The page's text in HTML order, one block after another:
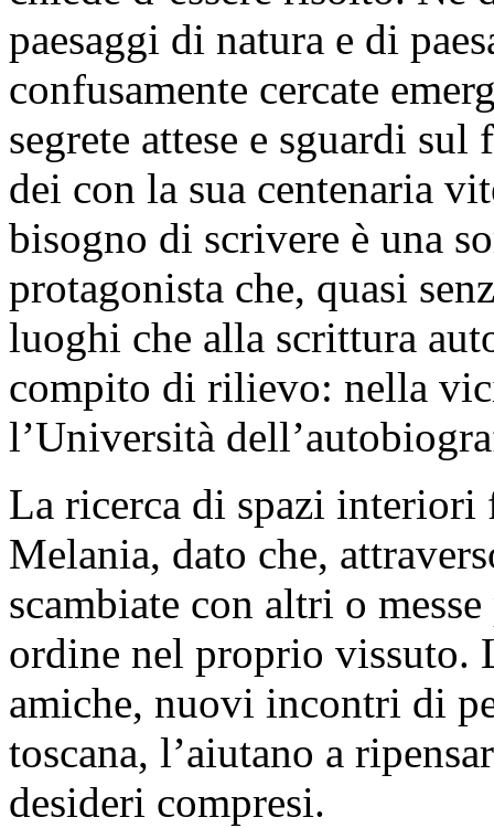
paesaggi di natura e di
confusamente cercate
segrete attese e sguardi
dei con la sua centenaria
bisogno di scrivere è una
protagonista che, quasi
luoghi che alla scrittura
compito di rilievo: nella
l’Università
La ricerca di spazi interiori
Melania, dato che,
scambiate con altri o
ordine nel proprio vissuto.
amiche, nuovi incontri di
toscana, l’aiutano a
desideri compresi.